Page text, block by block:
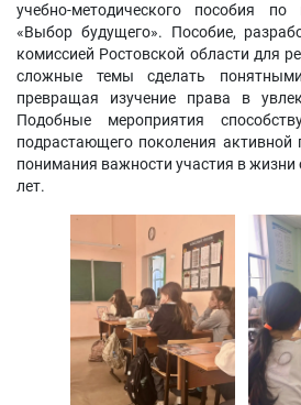
учебно-методического пособия по
«Выбор будущего». Пособие,
комиссией Ростовской области для
сложные темы сделать
превращая изучение права в
Подобные мероприятия
подрастающего поколения активной
понимания важности участия в
лет.